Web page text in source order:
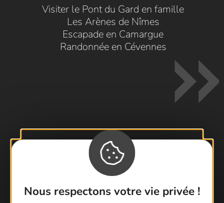
Nous respectons votre vie privée !
Visiter le Pont du Gard en famille
Les Arènes de Nîmes
Escapade en Camargue
Randonnée en Cévennes
Contactez-nous !
Foire aux questions
Brochures
Cartoguides et Topoguides